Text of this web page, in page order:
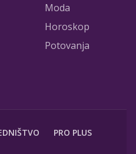
Moda
Horoskop
Potovanja
PRO PLUS